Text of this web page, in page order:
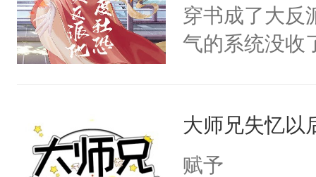
穿书成了大反
气的系统没收
用见人，因为
言神龙见首不
大师兄失忆以
赋予